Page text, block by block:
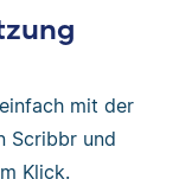
mit der
Scribbr und
Klick.